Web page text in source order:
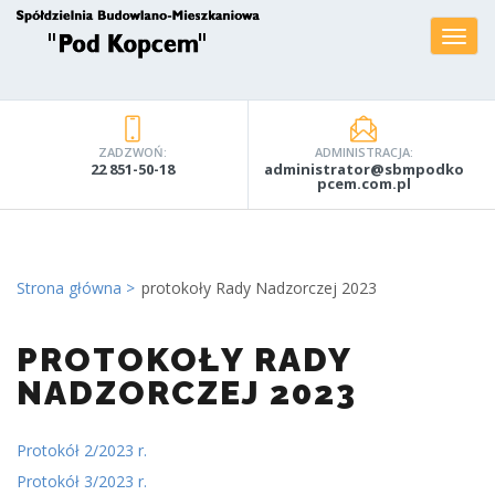
ZADZWOŃ:
22 851-50-18
ADMINISTRACJA:
administrator@sbmpodko
pcem.com.pl
Strona główna protokoły Rady Nadzorczej 2023
PROTOKOŁY RADY
NADZORCZEJ 2023
Protokół 2/2023 r.
Protokół 3/2023 r.